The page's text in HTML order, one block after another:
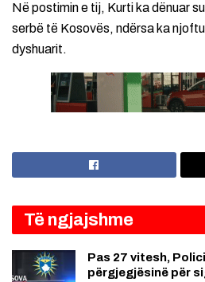
Në postimin e tij, Kurti ka dënuar
serbë të Kosovës, ndërsa ka
dyshuarit.
Të ngjajshme
Pas 27 vitesh,
përgjegjësinë për